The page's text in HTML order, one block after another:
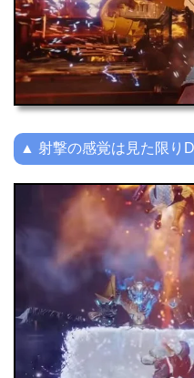
▲ 射撃の感覚は見た限り